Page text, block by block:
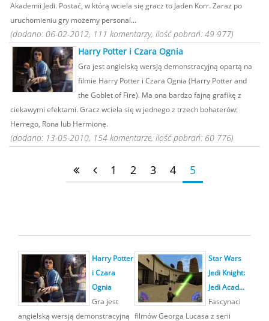
Akademii Jedi. Postać, w którą wciela się gracz to Jaden Korr. Zaraz po
uruchomieniu gry możemy personal...
(dodano: 06-02-2012, 111 komentarzy, ilość pobrań: 49 977)
Harry Potter i Czara Ognia
Gra jest angielską wersją demonstracyjną opartą na
filmie Harry Potter i Czara Ognia (Harry Potter and
the Goblet of Fire). Ma ona bardzo fajną grafikę z
ciekawymi efektami. Gracz wciela się w jednego z trzech bohaterów:
Herrego, Rona lub Hermionę.
(dodano: 13-05-2010, 154 komentarze, ilość pobrań: 60 776)
1 2 3 4 5
Harry Potter
i Czara
Ognia
Gra jest
angielską wersją demonstracyjną
Star Wars
Jedi Knight:
Jedi Acad...
Fascynaci
filmów Georga Lucasa z serii